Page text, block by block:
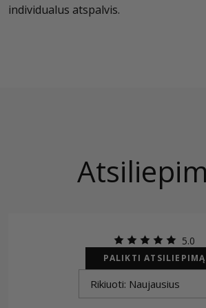
individualus atspalvis.
5.0
PALIKTI ATSILIEPIMĄ